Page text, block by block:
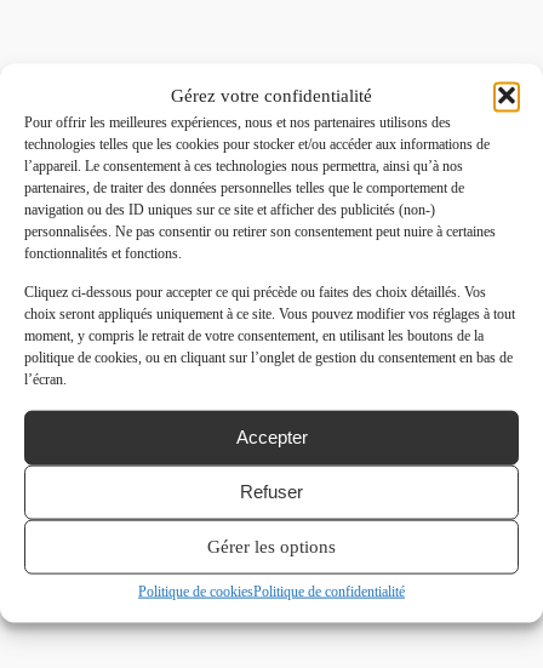
Gérez votre confidentialité
Pour offrir les meilleures expériences, nous et nos partenaires utilisons des
technologies telles que les cookies pour stocker et/ou accéder aux informations de
l’appareil. Le consentement à ces technologies nous permettra, ainsi qu’à nos
partenaires, de traiter des données personnelles telles que le comportement de
navigation ou des ID uniques sur ce site et afficher des publicités (non-)
personnalisées. Ne pas consentir ou retirer son consentement peut nuire à certaines
fonctionnalités et fonctions.
Cliquez ci-dessous pour accepter ce qui précède ou faites des choix détaillés. Vos
choix seront appliqués uniquement à ce site. Vous pouvez modifier vos réglages à tout
moment, y compris le retrait de votre consentement, en utilisant les boutons de la
politique de cookies, ou en cliquant sur l’onglet de gestion du consentement en bas de
l’écran.
Accepter
Refuser
Gérer les options
Politique de cookiesPolitique de confidentialité